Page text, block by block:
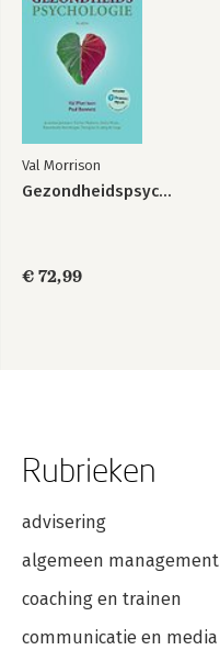
Val Morrison
Gezondheidspsychologie
€ 72,99
Rubrieken
advisering
algemeen management
coaching en trainen
communicatie en media